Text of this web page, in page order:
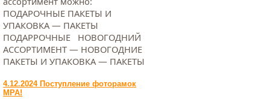
ПОДАРОЧНЫЕ ПАКЕТЫ И
УПАКОВКА — ПАКЕТЫ
ПОДАРРОЧНЫЕ НОВОГОДНИЙ
АССОРТИМЕНТ — НОВОГОДНИЕ
ПАКЕТЫ И УПАКОВКА — ПАКЕТЫ
4.12.2024 Поступление фоторамок
МРА!